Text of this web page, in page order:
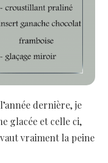
dernière, je
glacée et celle ci,
vraiment la peine